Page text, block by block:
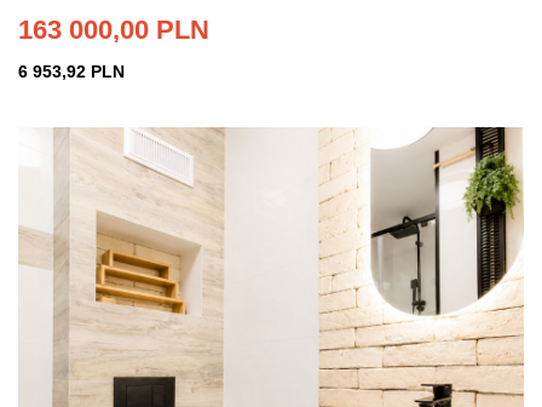
163 000,00 PLN
6 953,92 PLN